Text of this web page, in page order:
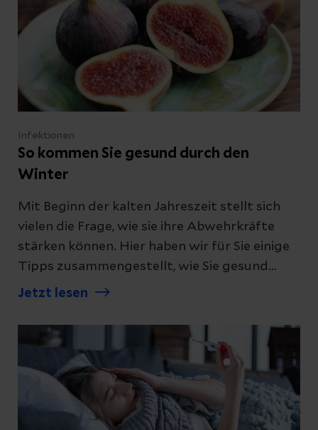
Infektionen
So kommen Sie gesund durch den
Winter
Mit Beginn der kalten Jahreszeit stellt sich
vielen die Frage, wie sie ihre Abwehrkräfte
stärken können. Hier haben wir für Sie einige
Tipps zusammengestellt, wie Sie gesund
bleiben.
Jetzt lesen